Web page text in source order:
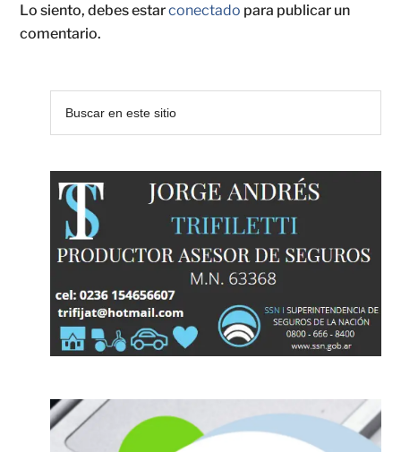
Lo siento, debes estarconectado para publicar un
comentario.